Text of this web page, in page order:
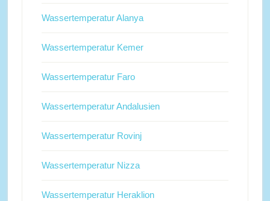
Wassertemperatur Alanya
Wassertemperatur Kemer
Wassertemperatur Faro
Wassertemperatur Andalusien
Wassertemperatur Rovinj
Wassertemperatur Nizza
Wassertemperatur Heraklion